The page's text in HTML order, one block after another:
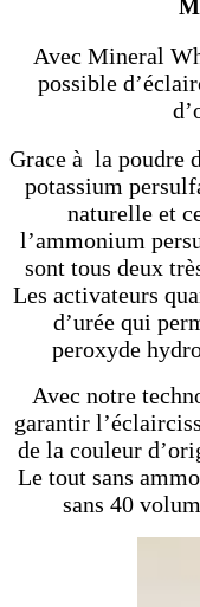
Avec Mineral
possible
Grace à la poudre
potassium
naturelle et
l’ammonium
sont tous deux
Les activateurs
d’urée qui
peroxyde
Avec notre
garantir
de la couleur
Le tout sans
sans 40